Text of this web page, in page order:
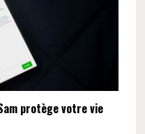
protège votre vie